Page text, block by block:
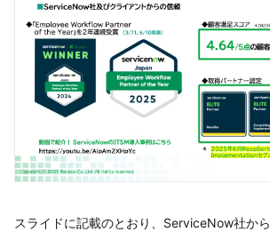
スライドに記載のとおり、ServiceNow社か